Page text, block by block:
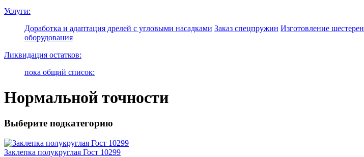
Услуги:
Доработка и адаптация дрелей с угловыми насадками Заказ спецпружин Изготовление шестерен
оборудования
Ликвидация остатков:
пока общий список:
Нормальной точности
Выберите подкатегорию
Заклепка полукруглая Гост 10299